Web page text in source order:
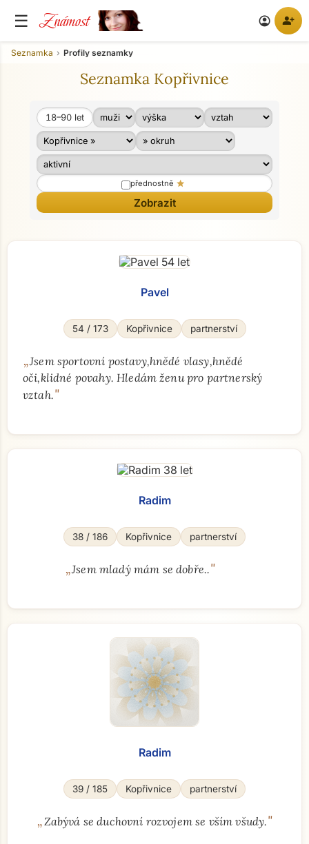
☰ Známost account_circle person_add
Seznamka Profily seznamky
Seznamka Kopřivnice
Věk od
Věk do
18–90 let
přednostně star
Pavel
54 / 173 Kopřivnice partnerství
„Jsem sportovní postavy,hnědé vlasy,hnědé
oči,klidné povahy. Hledám ženu pro partnerský
vztah."
Radim
38 / 186 Kopřivnice partnerství
„Jsem mladý mám se dobře.."
Radim
39 / 185 Kopřivnice partnerství
„Zabývá se duchovní rozvojem se vším všudy."